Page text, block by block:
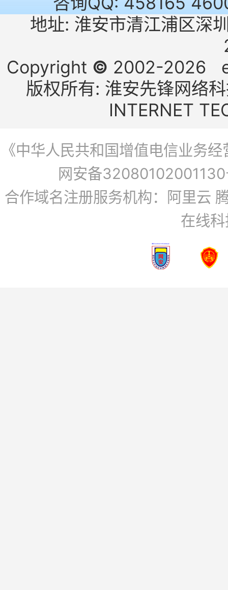
地址: 淮安市清江浦区深
Copyright © 2002-2026
版权所有: 淮安先锋网络
INTERNET
《中华人民共和国增值电信业务
网安备
合作域名注册服务机构：阿里云
在线